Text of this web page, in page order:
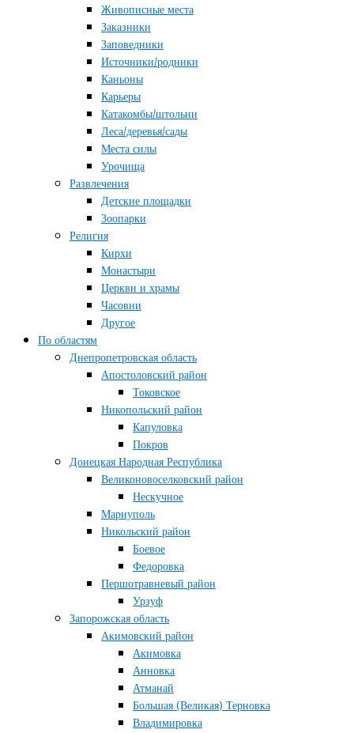
Живописные места
Заказники
Заповедники
Источники/родники
Каньоны
Карьеры
Катакомбы/штольни
Леса/деревья/сады
Места силы
Урочища
Развлечения
Детские площадки
Зоопарки
Религия
Кирхи
Монастыри
Церкви и храмы
Часовни
Другое
По областям
Днепропетровская область
Апостоловский район
Токовское
Никопольский район
Капуловка
Покров
Донецкая Народная Республика
Великоновоселковский район
Нескучное
Мариуполь
Никольский район
Боевое
Федоровка
Першотравневый район
Урзуф
Запорожская область
Акимовский район
Акимовка
Анновка
Атманай
Большая (Великая) Терновка
Владимировка